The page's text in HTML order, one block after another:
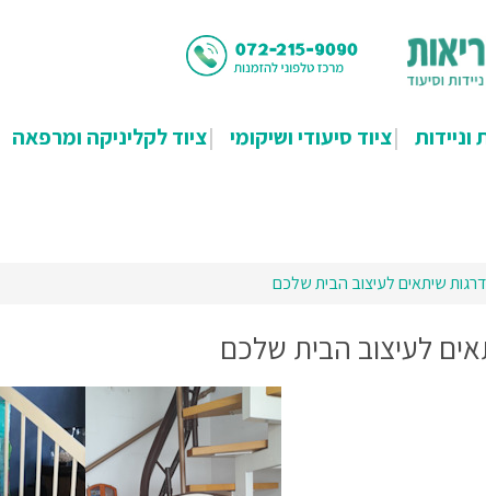
ציוד סיעודי ושיקומי ציוד לקליניקה ומרפאה
שיתאים לעיצוב הבית שלכם
לעיצוב הבית שלכם